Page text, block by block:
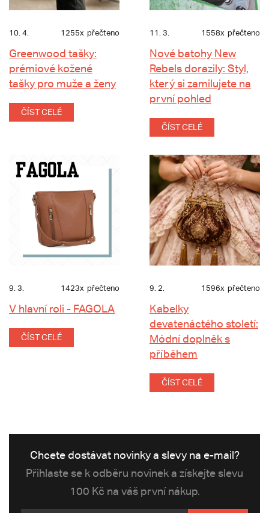
10. 4. 1255x přečteno
Greenwood tašky:
prémiové kožené
tašky pro muže a ženy
ČÍST CELÉ
11. 3. 1558x přečteno
Nové batohy New
Rebels dorazily: Styl,
který si zamilujete na
první pohled
ČÍST CELÉ
9. 3. 1423x přečteno
V hlavní roli - FAGOLA
ČÍST CELÉ
9. 2. 1596x přečteno
Kabelky
devatenáctého století:
Módní doplněk s
příběhem
ČÍST CELÉ
Chcete dostávat novinky a slevy na e-mail?
Přihlaste se k odběru novinek a získejte slevu
100 Kč na váš první nákup.